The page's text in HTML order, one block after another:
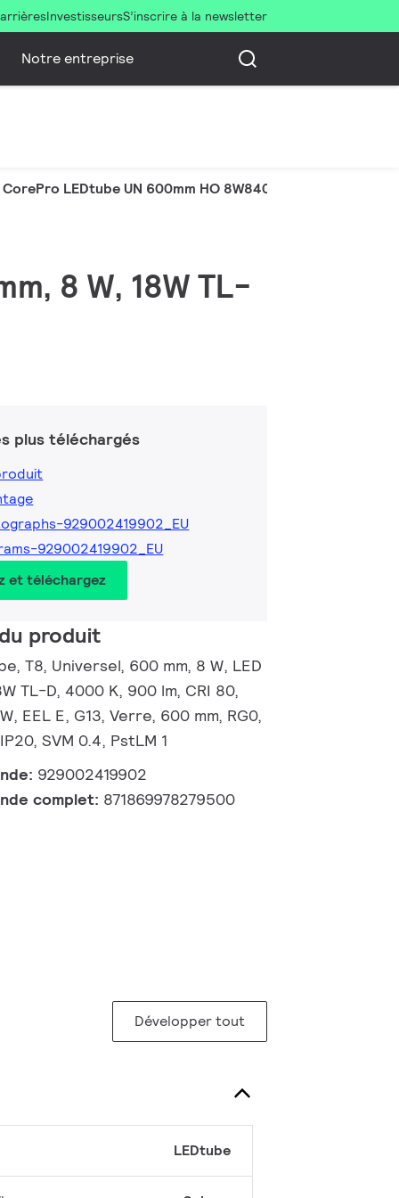
InvestisseursS’inscrire à la newsletter
Notre entreprise
CorePro LEDtube UN 600mm HO 8W840 T8
8 W, 18W TL-
plus téléchargés
929002419902_EU
929002419902_EU
et téléchargez
produit
T8, Universel, 600 mm, 8 W, LED
TL-D, 4000 K, 900 lm, CRI 80,
EEL E, G13, Verre, 600 mm, RG0,
SVM 0.4, PstLM 1
929002419902
complet: 871869978279500
Développer tout
LEDtube